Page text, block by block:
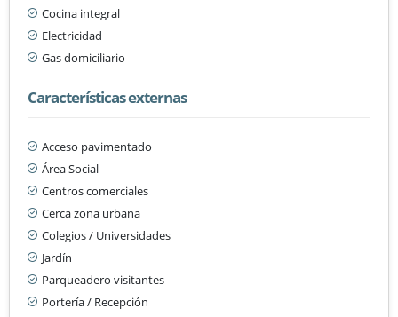
Cocina integral
Electricidad
Gas domiciliario
Características externas
Acceso pavimentado
Área Social
Centros comerciales
Cerca zona urbana
Colegios / Universidades
Jardín
Parqueadero visitantes
Portería / Recepción